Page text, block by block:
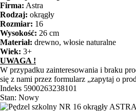
Firma: Astra
Rodzaj: okrągły
Rozmiar: 16
Wysokość: 26 cm
Materiał: drewno, włosie naturalne
Wiek: 3+
UWAGA !
W przypadku zainteresowania i braku
się z nami przez formularz „zapytaj o
Indeks 5900263238101
Stan: Nowy